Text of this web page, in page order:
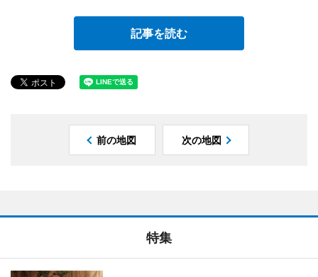
記事を読む
前の地図 次の地図
特集